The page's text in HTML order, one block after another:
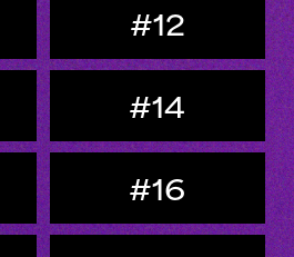
#12
#14
#16